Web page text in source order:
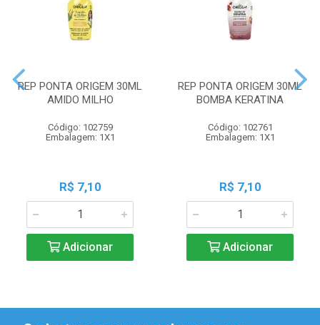
REP PONTA ORIGEM 30ML
AMIDO MILHO
Código: 102759
Embalagem: 1X1
R$ 7,10
Adicionar
REP PONTA ORIGEM 30ML
BOMBA KERATINA
Código: 102761
Embalagem: 1X1
R$ 7,10
Adicionar